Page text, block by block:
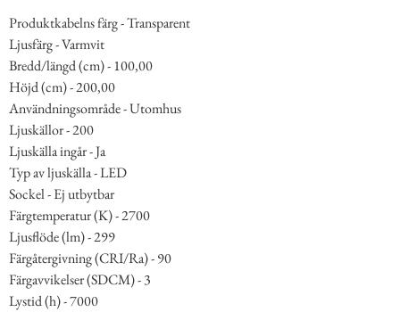
Produktkabelns färg - Transparent
Ljusfärg - Varmvit
Bredd/längd (cm) - 100,00
Höjd (cm) - 200,00
Användningsområde - Utomhus
Ljuskällor - 200
Ljuskälla ingår - Ja
Typ av ljuskälla - LED
Sockel - Ej utbytbar
Färgtemperatur (K) - 2700
Ljusflöde (lm) - 299
Färgåtergivning (CRI/Ra) - 90
Färgavvikelser (SDCM) - 3
Lystid (h) - 7000